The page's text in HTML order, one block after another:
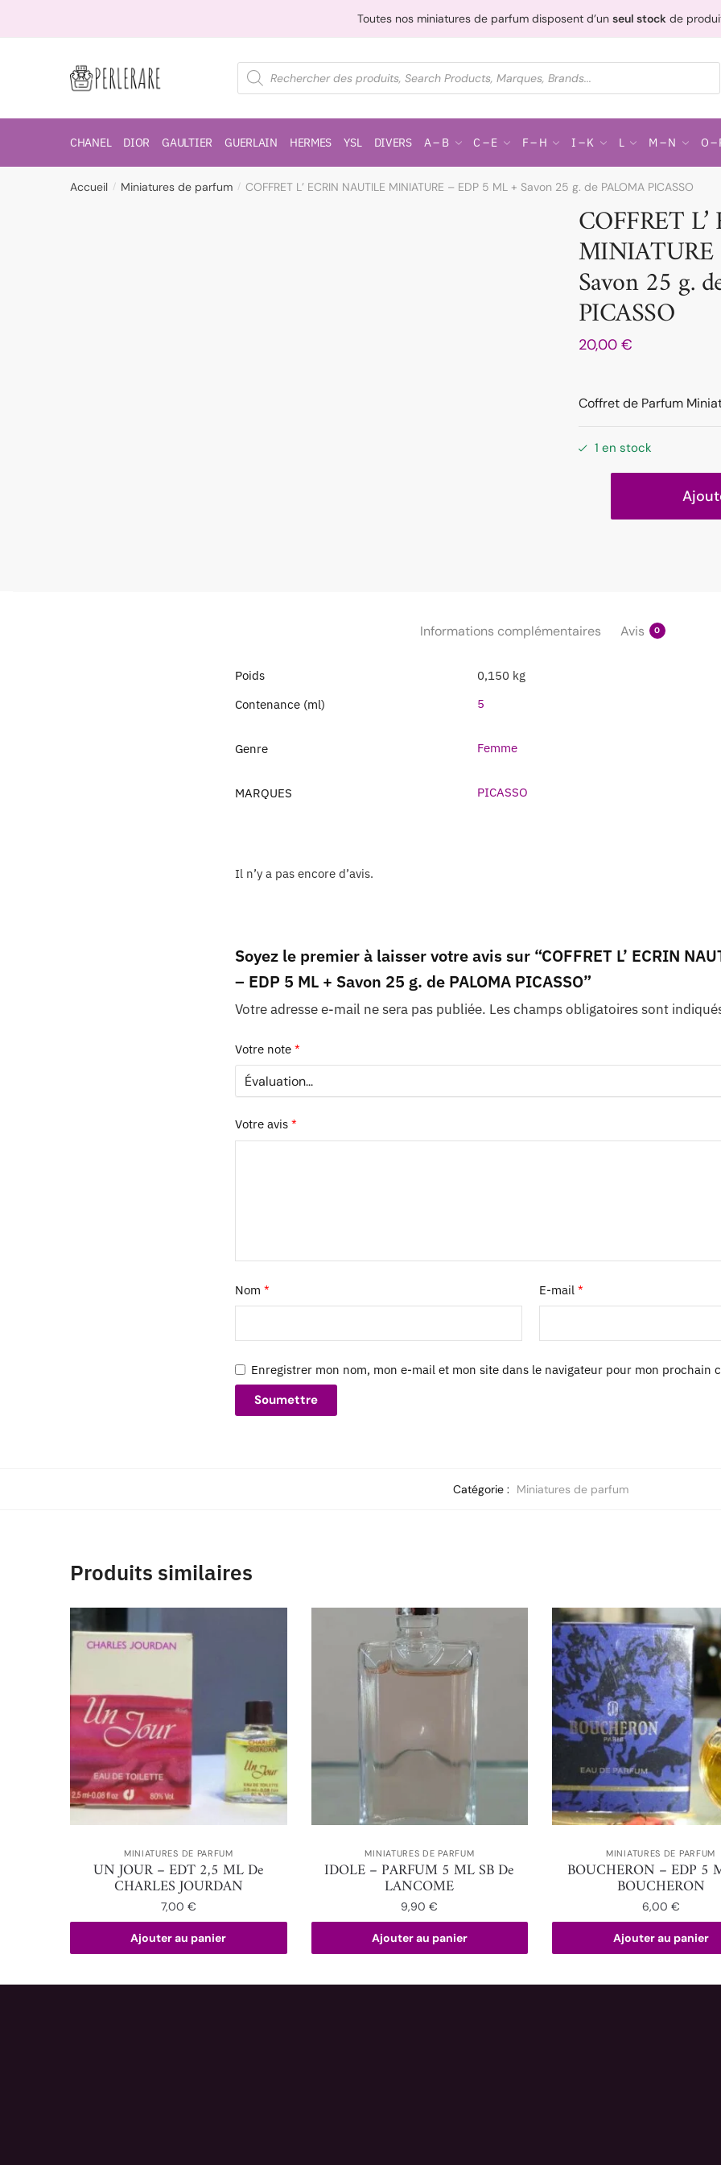
Toutes nos miniatures de parfum disposent d’un seul stock de
CHANEL DIOR GAULTIER GUERLAIN HERMES YSL DIVERS A – B C – E F – H I – K L M – N O –
Accueil / Miniatures de parfum / COFFRET L’ ECRIN NAUTILE MINIATURE – EDP 5 ML + Savon 25 g. de PALOMA PICASSO
COFFRET
Savon 25 g.
PICASSO
20,00 €
Coffret de Parfum
1 en stock
Informations complémentaires Avis 0
Poids
0,150 kg
Contenance (ml)
5
Genre Femme
MARQUES PICASSO
Il n’y a pas encore d’avis.
Soyez le premier à laisser votre avis sur “COFFRET L’ ECRIN
– EDP 5 ML + Savon 25 g. de PALOMA PICASSO”
Votre adresse e-mail ne sera pas publiée. Les champs obligatoires sont
Votre note*
Votre avis*
Nom* E-mail *
Enregistrer mon nom, mon e-mail et mon site dans le navigateur pour mon prochain
Catégorie : Miniatures de parfum
Produits similaires
MINIATURES DE PARFUM
UN JOUR – EDT 2,5 ML De
CHARLES JOURDAN
7,00 €
Ajouter au panier
MINIATURES DE PARFUM
IDOLE – PARFUM 5 ML SB De
LANCOME
9,90€
Ajouter au panier
MINIATURES DE PARFUM
BOUCHERON – EDP 5
BOUCHERON
6,00 €
Ajouter au panier